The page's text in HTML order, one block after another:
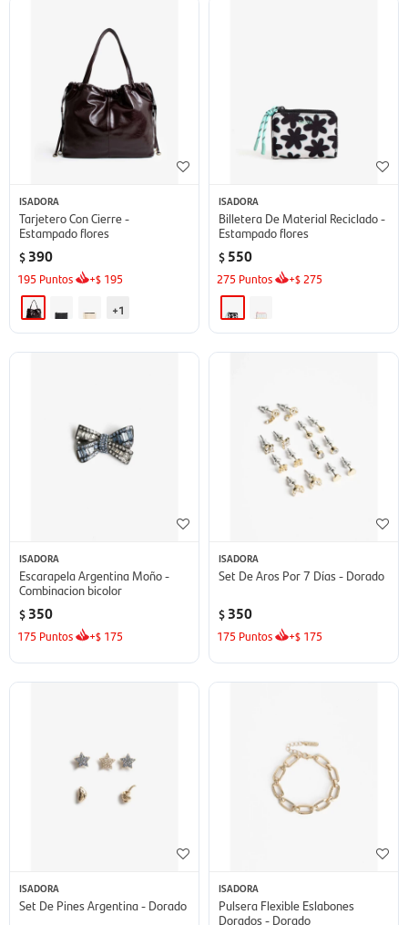
ISADORA
Tarjetero Con Cierre -
Estampado flores
$ 390
195 Puntos +$ 195
+1
ISADORA
Billetera De Material Reciclado -
Estampado flores
$ 550
275 Puntos +$ 275
ISADORA
Escarapela Argentina Moño -
Combinacion bicolor
$ 350
175 Puntos +$ 175
ISADORA
Set De Aros Por 7 Días - Dorado
$ 350
175 Puntos +$ 175
ISADORA
Set De Pines Argentina - Dorado
ISADORA
Pulsera Flexible Eslabones
Dorados - Dorado